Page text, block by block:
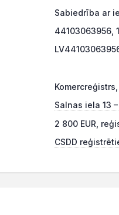
Sabiedrība ar
44103063956,
Komercreģistrs,
Salnas iela 13
2 800 EUR,
CSDD